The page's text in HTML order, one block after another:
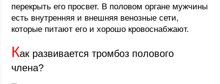
перекрыть его просвет. В половом органе мужчины
есть внутренняя и внешняя венозные сети,
которые питают его и хорошо кровоснабжают.
Как развивается тромбоз полового
члена?